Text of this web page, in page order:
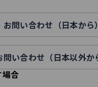
問い合わせ（日本から）
い合わせ（日本以外か
合